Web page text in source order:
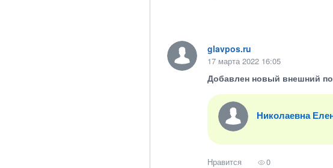
glavpos.ru
17 марта 2022 16:05
Добавлен новый внешний
Николаевна
Нравится 0